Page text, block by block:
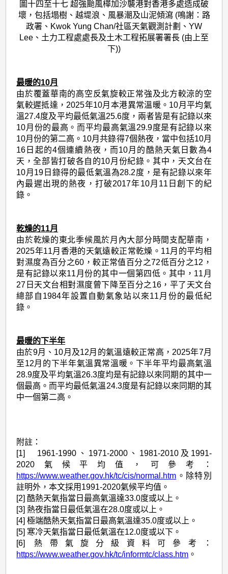
圖十四至十七 超強颱風樺加沙襲港對香港多處造成破
壞，包括塌樹、越堤浪、風暴潮及山泥傾瀉 (鳴謝：路
政署、Kwok Yung Chan/社區天氣觀測計劃、YW
Lee、土力工程處處長及土木工程拓展署署長 (由上至
下))
最暖的10月
由於覆蓋華南的高空反氣旋較正常強及北方較涼的空
氣較遲抵達，2025年10月本港異常溫暖。10月平均氣
溫27.4度及平均最低氣溫25.6度，兩者皆是有記錄以來
10月份的最高。而平均最高氣溫29.9度是有記錄以來
10月份的第二高。10月共錄得7個熱夜，當中包括10月
16日起的4個連續熱夜，而10月的酷熱天氣日數為4
天，全部皆打破各自的10月份紀錄。其中，天文台在
10月19日錄得的最低氣溫為28.2度，是有記錄以來年
內最遲出現的熱夜，打破2017年10月11日創下的紀
錄。
乾燥的11月
由於乾燥的東北季候風於月內大部分時間支配華南，
2025年11月香港的天氣遠較正常乾燥。11月的平均相
對濕度為百分之60，較正常值百分之72低百分之12，
是有記錄以來11月份的其中一個第四低。其中，11月
27日天文台相對濕度曾下降至百分之16，平了天文台
總部自1984年設置自動氣象站以來11月份的最低紀
錄。
最暖的下半年
由於9月、10月及12月的氣溫遠較正常高，2025年7月
至12月的下半年氣溫異常溫暖。下半年平均最高氣溫
28.9度及平均氣溫26.3度均是有記錄以來同期的其中一
個最高。而平均最低氣溫24.3度是有記錄以來同期的其
中一個第二高。
附註：
[1] 1961-1990、1971-2000、1981-2010及1991-
2020氣候平均值，可參考：
https://www.weather.gov.hk/tc/cis/normal.htm 。除特別
註明外，本文採用1991-2020氣候平均值。
[2] 酷熱天氣指當日最高氣溫達33.0度或以上。
[3] 熱夜指當日最低氣溫在28.0度或以上。
[4] 極端酷熱天氣指當日最高氣溫達35.0度或以上。
[5] 寒冷天氣指當日最低氣溫在12.0度或以下。
[6] 熱帶氣旋分級資料可參考：
https://www.weather.gov.hk/tc/informtc/class.htm 。